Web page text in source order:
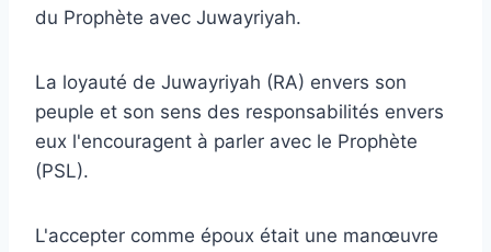
du Prophète avec Juwayriyah.
La loyauté de Juwayriyah (RA) envers son
peuple et son sens des responsabilités envers
eux l'encouragent à parler avec le Prophète
(PSL).
L'accepter comme époux était une manœuvre